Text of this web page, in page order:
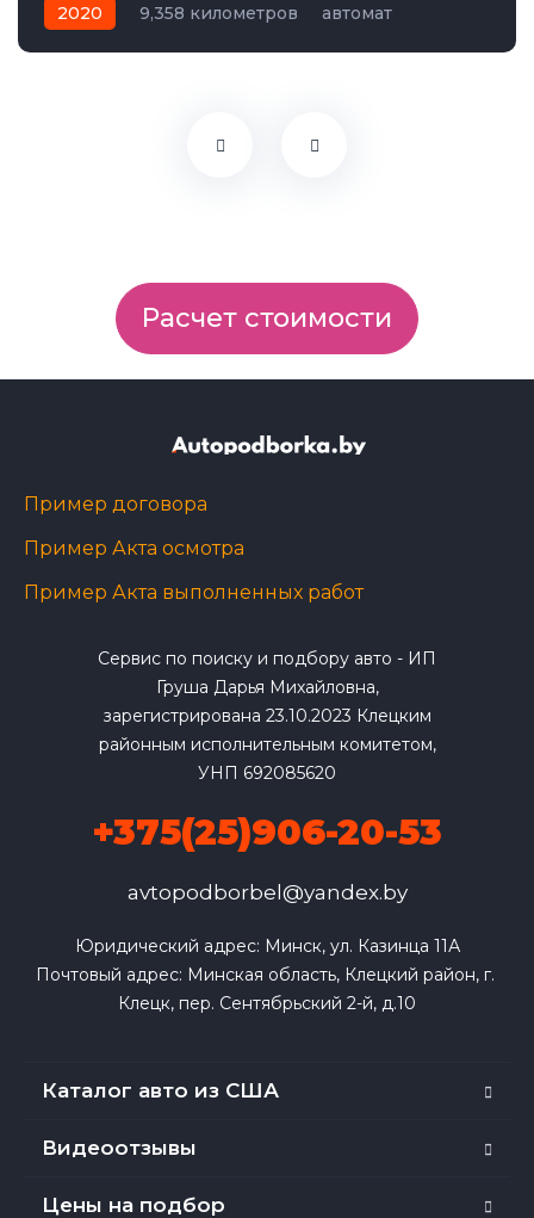
2020 9,358 километров
автомат
Расчет стоимости
Пример договора
Пример Акта осмотра
Пример Акта выполненных работ
Сервис по поиску и подбору авто - ИП
Груша Дарья Михайловна,
зарегистрирована 23.10.2023 Клецким
районным исполнительным комитетом,
УНП 692085620
+375(25)906-20-53
avtopodborbel@yandex.by
Юридический адрес: Минск, ул. Казинца 11А
Почтовый адрес: Минская область, Клецкий район, г.
Клецк, пер. Сентябрьский 2-й, д.10
Каталог авто из США
Видеоотзывы
Цены на подбор